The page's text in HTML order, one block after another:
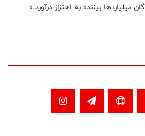
میلیاردها بیننده به اهتزاز درآورد.»